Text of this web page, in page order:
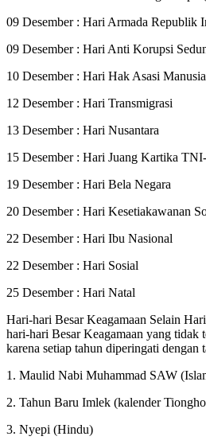
09 Desember : Hari Armada Republik
09 Desember : Hari Anti Korupsi
10 Desember : Hari Hak Asasi Manusia
12 Desember : Hari Transmigrasi
13 Desember : Hari Nusantara
15 Desember : Hari Juang Kartika
19 Desember : Hari Bela Negara
20 Desember : Hari Kesetiakawanan
22 Desember : Hari Ibu Nasional
22 Desember : Hari Sosial
25 Desember : Hari Natal
Hari-hari Besar Keagamaan Selain
hari-hari Besar Keagamaan yang tidak
karena setiap tahun diperingati dengan
1. Maulid Nabi Muhammad SAW
2. Tahun Baru Imlek (kalender
3. Nyepi (Hindu)